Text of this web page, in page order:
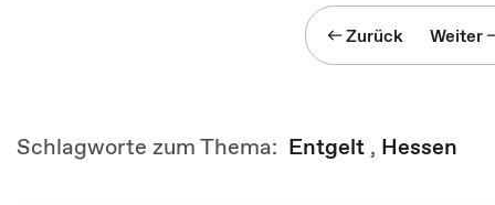
Zurück Weiter
Schlagworte zum Thema: Entgelt , Hessen